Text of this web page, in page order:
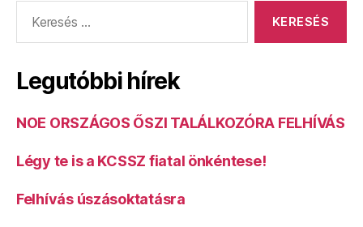
Legutóbbi hírek
NOE ORSZÁGOS ŐSZI TALÁLKOZÓRA FELHÍVÁS
Légy te is a KCSSZ fiatal önkéntese!
Felhívás úszásoktatásra